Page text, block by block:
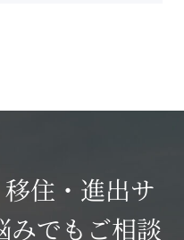
住・進出サ
みでもご相談